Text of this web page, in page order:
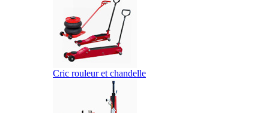
Cric rouleur et chandelle